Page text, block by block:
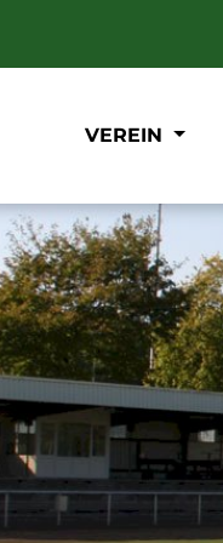
VEREIN